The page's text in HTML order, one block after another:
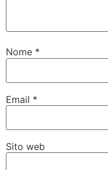
Nome *
Email *
Sito web